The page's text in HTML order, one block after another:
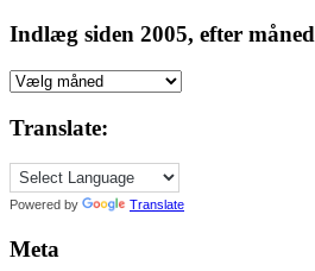
Indlæg siden 2005, efter måned
Indlæg
2005,
måned
Translate:
Powered by Translate
Meta